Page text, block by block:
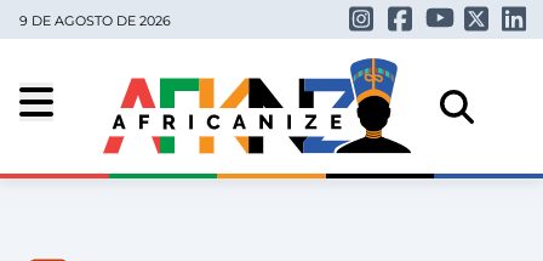
9 DE AGOSTO DE 2026